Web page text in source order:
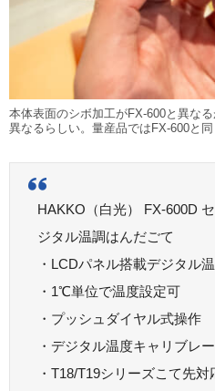
本体表面のシボ加工がFX-600と異な
異なるらしい。量産品ではFX-600と
HAKKO（白光） FX-600D
ジタル温調はんだごて
・LCDパネル搭載デジタル
・1℃単位で温度設定可
・プッシュダイヤル式操作
・デジタル温度キャリブレ
・T18/T19シリーズこて先対